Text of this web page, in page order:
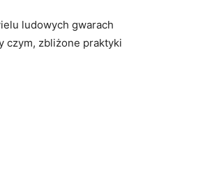
ludowych gwarach
czym, zbliżone praktyki